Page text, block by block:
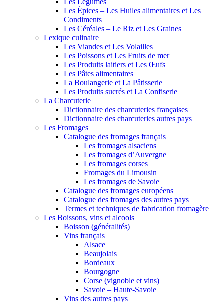
Les Légumes
Les Épices – Les Huiles alimentaires et Les
Condiments
Les Céréales – Le Riz et Les Graines
Lexique culinaire
Les Viandes et Les Volailles
Les Poissons et Les Fruits de mer
Les Produits laitiers et Les Œufs
Les Pâtes alimentaires
La Boulangerie et La Pâtisserie
Les Produits sucrés et La Confiserie
La Charcuterie
Dictionnaire des charcuteries françaises
Dictionnaire des charcuteries autres pays
Les Fromages
Catalogue des fromages français
Les fromages alsaciens
Les fromages d’Auvergne
Les fromages corses
Fromages du Limousin
Les fromages de Savoie
Catalogue des fromages européens
Catalogue des fromages des autres pays
Termes et techniques de fabrication fromagère
Les Boissons, vins et alcools
Boisson (généralités)
Vins français
Alsace
Beaujolais
Bordeaux
Bourgogne
Corse (vignoble et vins)
Savoie – Haute-Savoie
Vins des autres pays